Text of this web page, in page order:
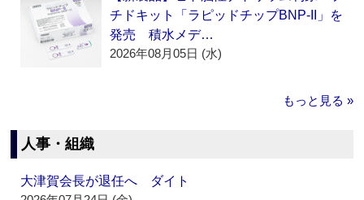
チドキット「ラピッドチップBNP-II」を
発売 積水メデ…
2026年08月05日 (水)
もっと見る »
人事・組織
大津賀会長が退任へ ダイト